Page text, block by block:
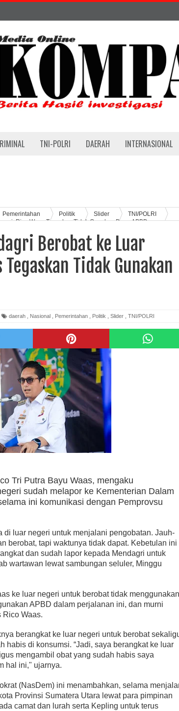
TNI-POLRI DAERAH
INTERNASIONAL
Pemerintahan Politik Slider
TNI/POLRI
Rico Waas Tegaskan Tidak Gunakan Dana APBD
Berobat ke Luar
Tidak Gunakan
daerah Nasional Pemerintahan Politik Slider TNI/POLRI
Tri Putra Bayu Waas, mengaku
sudah melapor ke Kementerian Dalam
ini komunikasi dengan Pemprovsu
di luar negeri untuk menjalani pengobatan. Jauh-
berobat, tapi waktunya tidak dapat. Kebetulan ini
dan sudah lapor kepada Mendagri untuk
wartawan lewat sambungan seluler, Minggu
ke luar negeri untuk berobat tidak menggunakan
APBD dalam perjalanan ini, dan murni
Rico Waas.
berangkat ke luar negeri untuk berobat
habis di konsumsi. “Jadi, saya berangkat ke luar
mengambil obat yang sudah habis saya
hal ini," ujarnya.
(NasDem) ini menambahkan, selama
Provinsi Sumatera Utara lewat para pimpinan
camat dan lurah serta Kepling untuk terus